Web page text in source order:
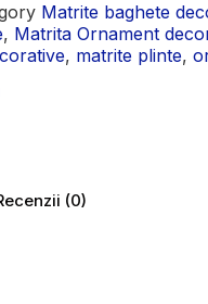
Matrite baghete
, Matrita Ornament
, matrite plinte,
(0)